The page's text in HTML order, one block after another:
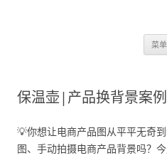
菜单
保温壶|产品换背景案
💡你想让电商产品图从平平无奇
图、手动拍摄电商产品背景吗？